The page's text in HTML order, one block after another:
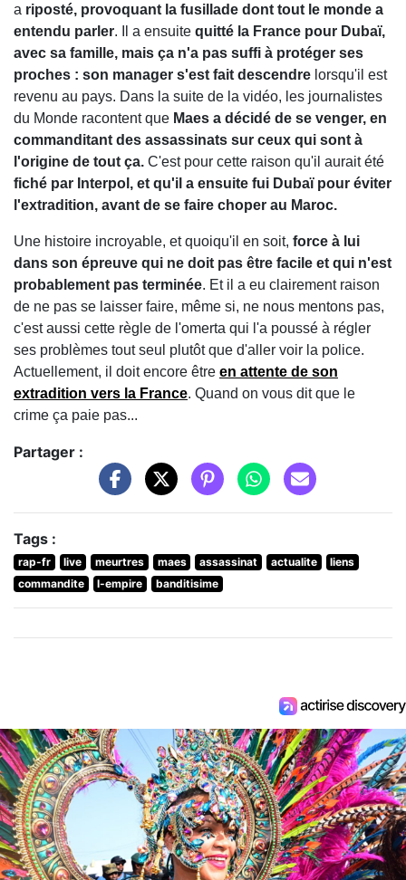
a riposté, provoquant la fusillade dont tout le monde a
entendu parler. Il a ensuite quitté la France pour Dubaï,
avec sa famille, mais ça n'a pas suffi à protéger ses
proches : son manager s'est fait descendre lorsqu'il est
revenu au pays. Dans la suite de la vidéo, les journalistes
du Monde racontent que Maes a décidé de se venger, en
commanditant des assassinats sur ceux qui sont à
l'origine de tout ça. C'est pour cette raison qu'il aurait été
fiché par Interpol, et qu'il a ensuite fui Dubaï pour éviter
l'extradition, avant de se faire choper au Maroc.
Une histoire incroyable, et quoiqu'il en soit, force à lui
dans son épreuve qui ne doit pas être facile et qui n'est
probablement pas terminée. Et il a eu clairement raison
de ne pas se laisser faire, même si, ne nous mentons pas,
c'est aussi cette règle de l'omerta qui l'a poussé à régler
ses problèmes tout seul plutôt que d'aller voir la police.
Actuellement, il doit encore être en attente de son
extradition vers la France. Quand on vous dit que le
crime ça paie pas...
Partager :
Tags :
rap-fr live meurtres maes assassinat actualite
liens
commandite
l-empire banditisime